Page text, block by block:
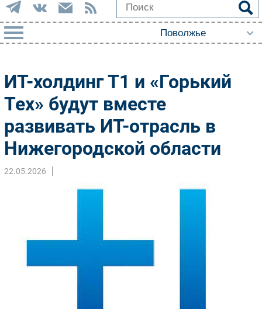
Импорто­замещение
Автоматизация Промышленности
Интернет
Фиксированная связь
Интеграция
Оборудование
Outsourcing
ИТ-холдинг Т1 и «Горький
Тех» будут вместе
развивать ИТ-отрасль в
Нижегородской области
22.05.2026